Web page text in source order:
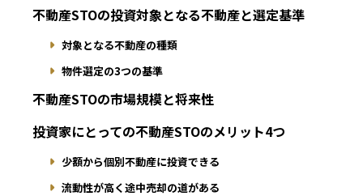
不動産STOの投資対象となる不動産と選定基準
対象となる不動産の種類
物件選定の3つの基準
不動産STOの市場規模と将来性
投資家にとっての不動産STOのメリット4つ
少額から個別不動産に投資できる
流動性が高く途中売却の道がある